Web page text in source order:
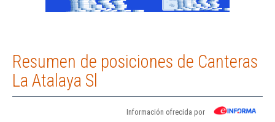
Resumen de posiciones de Canteras
La Atalaya Sl
Información ofrecida por